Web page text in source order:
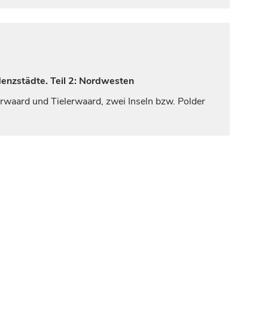
Teil 2: Nordwesten
und Tielerwaard, zwei Inseln bzw. Polder